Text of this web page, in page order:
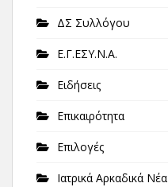
ΔΣ Συλλόγου
Ε.Γ.ΕΣΥ.Ν.Α.
Ειδήσεις
Επικαιρότητα
Επιλογές
Ιατρικά Αρκαδικά Νέα